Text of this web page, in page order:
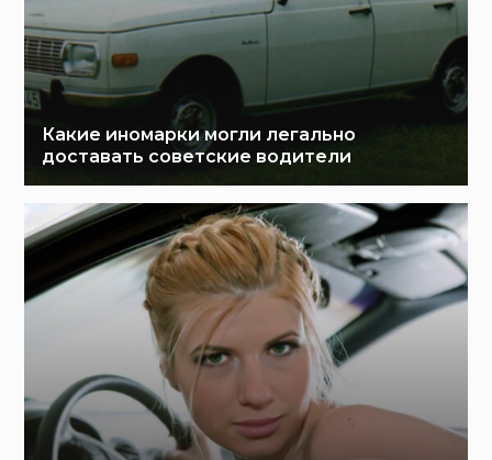
Какие иномарки могли легально
доставать советские водители